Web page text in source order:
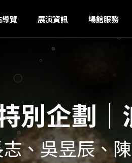
覽 展演資訊 場館服務
別企劃
、吳昱辰、